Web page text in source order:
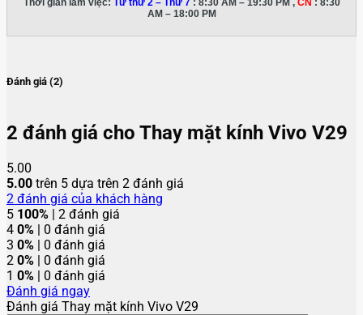
Thời gian làm việc: Từ thứ 2 – Thứ 7: 8:30 AM – 19:30 PM , CN : 8:30
AM – 18:00 PM
Đánh giá (2)
2 đánh giá cho Thay mặt kính Vivo V29
5.00
5.00 trên 5 dựa trên 2 đánh giá
2 đánh giá của khách hàng
5 100% | 2 đánh giá
4 0% | 0 đánh giá
3 0% | 0 đánh giá
2 0% | 0 đánh giá
1 0% | 0 đánh giá
Đánh giá ngay
Đánh giá Thay mặt kính Vivo V29